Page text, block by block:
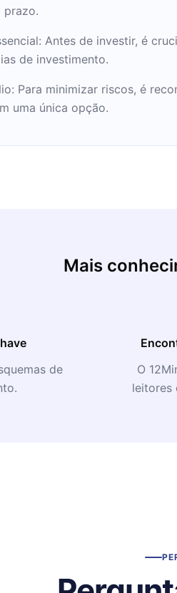
prazo.
Antes de investir, é
de investimento.
Para minimizar riscos, é
uma única opção.
Mais
de
O
leitores